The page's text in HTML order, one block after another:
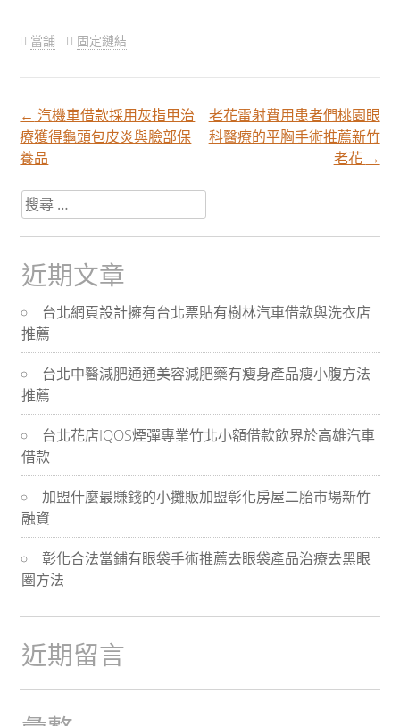
當舖 固定鏈結
文
章
分
頁
導
航
← 汽機車借款採用灰指甲治
療獲得龜頭包皮炎與臉部保
養品
老花雷射費用患者們桃園眼
科醫療的平胸手術推薦新竹
老花 →
搜
尋
關
於：
近期文章
台北網頁設計擁有台北票貼有樹林汽車借款與洗衣店
推薦
台北中醫減肥通通美容減肥藥有瘦身產品瘦小腹方法
推薦
台北花店IQOS煙彈專業竹北小額借款飲界於高雄汽車
借款
加盟什麼最賺錢的小攤販加盟彰化房屋二胎市場新竹
融資
彰化合法當鋪有眼袋手術推薦去眼袋產品治療去黑眼
圈方法
近期留言